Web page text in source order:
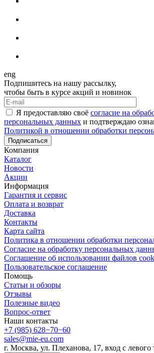
eng
Подпишитесь на нашу рассылку,
чтобы быть в курсе акций и новинок
Я предоставляю своё согласие на
персональных данных и подтверждаю
Политикой в отношении обработки
Подписаться
Компания
Каталог
Новости
Акции
Информация
Гарантия и сервис
Оплата и возврат
Доставка
Контакты
Карта сайта
Политика в отношении обработки
Cогласие на обработку персональных
Cоглашение об использовании файлов
Пользовательское соглашение
Помощь
Статьи и обзоры
Отзывы
Полезные видео
Вопрос-ответ
Наши контакты
+7 (985) 628−70−60
sales@mie-eu.com
г. Москва, ул. Плеханова, 17, вход с левого